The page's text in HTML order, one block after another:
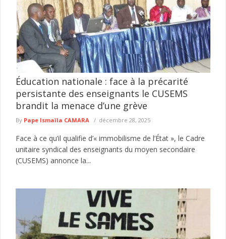
Éducation nationale : face à la précarité
persistante des enseignants le CUSEMS
brandit la menace d’une grève
By Pape Ismaïla CAMARA décembre 28, 2025
Face à ce qu’il qualifie d’« immobilisme de l’État », le Cadre
unitaire syndical des enseignants du moyen secondaire
(CUSEMS) annonce la...